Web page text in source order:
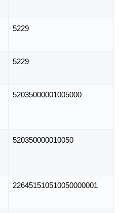
5229
5229
52035000001005000
520350000010050
226451510510050000001